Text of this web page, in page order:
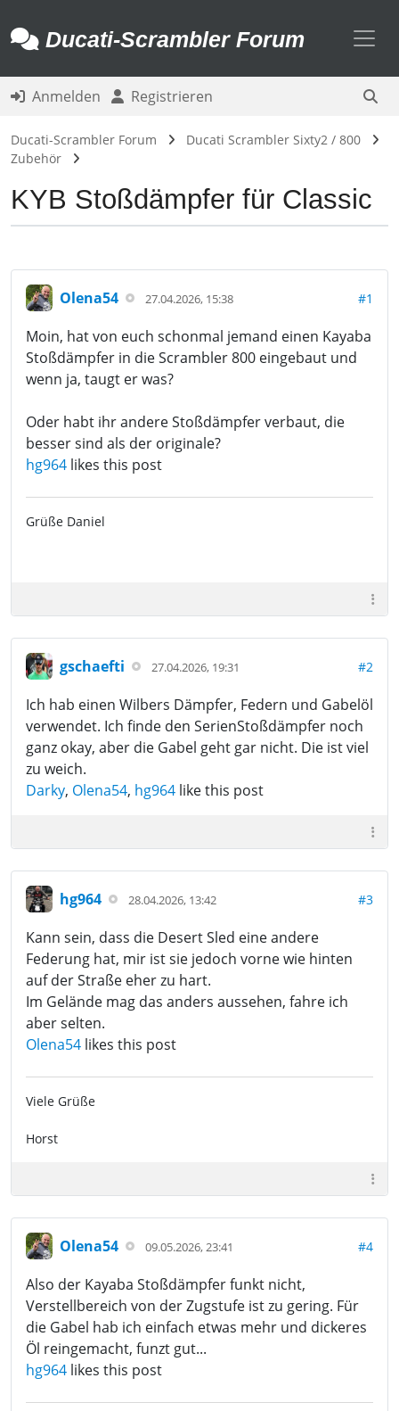
Ducati-Scrambler Forum
Anmelden Registrieren
Ducati-Scrambler Forum
Ducati Scrambler Sixty2 / 800
Zubehör
KYB Stoßdämpfer für Classic
Olena54 27.04.2026, 15:38 #1
Moin, hat von euch schonmal jemand einen Kayaba
Stoßdämpfer in die Scrambler 800 eingebaut und
wenn ja, taugt er was?
Oder habt ihr andere Stoßdämpfer verbaut, die
besser sind als der originale?
hg964 likes this post
Grüße Daniel
gschaefti 27.04.2026, 19:31 #2
Ich hab einen Wilbers Dämpfer, Federn und Gabelöl
verwendet. Ich finde den SerienStoßdämpfer noch
ganz okay, aber die Gabel geht gar nicht. Die ist viel
zu weich.
Darky, Olena54, hg964 like this post
hg964 28.04.2026, 13:42 #3
Kann sein, dass die Desert Sled eine andere
Federung hat, mir ist sie jedoch vorne wie hinten
auf der Straße eher zu hart.
Im Gelände mag das anders aussehen, fahre ich
aber selten.
Olena54 likes this post
Viele Grüße
Horst
Olena54 09.05.2026, 23:41 #4
Also der Kayaba Stoßdämpfer funkt nicht,
Verstellbereich von der Zugstufe ist zu gering. Für
die Gabel hab ich einfach etwas mehr und dickeres
Öl reingemacht, funzt gut...
hg964 likes this post